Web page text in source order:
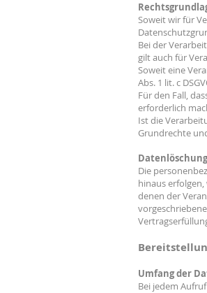
Soweit wir für
Bei der
gilt auch für
Soweit eine
Abs. 1 lit. c
Für den Fall,
erforderlich
Ist die
Grundrechte
Die
hinaus
denen der
Umfang der
Bei jedem